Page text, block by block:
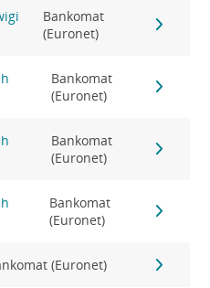
Bankomat
(Euronet)
Bankomat
(Euronet)
Bankomat
(Euronet)
Bankomat
(Euronet)
(Euronet)